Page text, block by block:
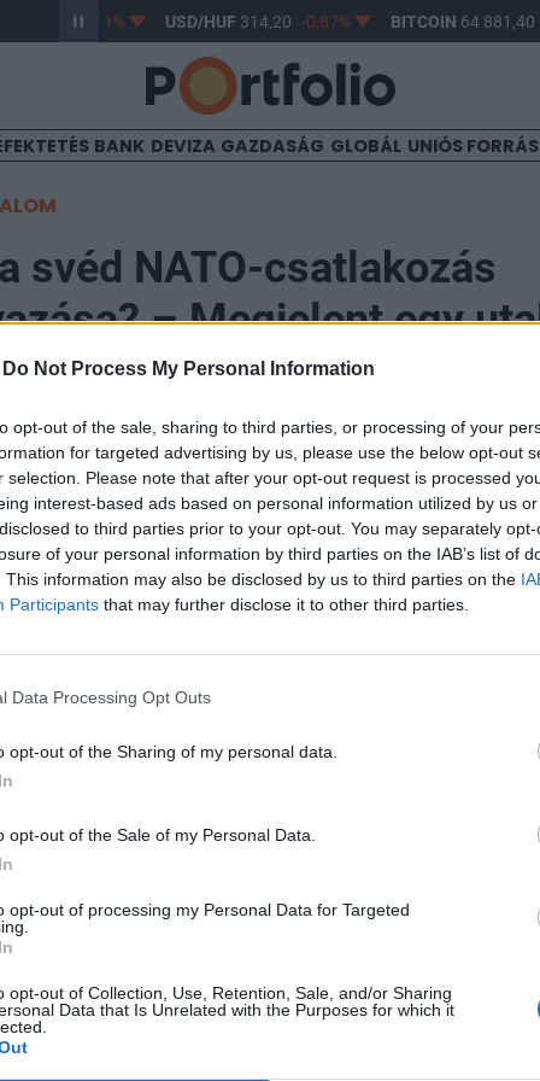
Do Not Process My Personal Information
opt-out of the sale, sharing to third parties, or processing of your
for targeted advertising by us, please use the below opt-out
selection. Please note that after your opt-out request is processed
interest-based ads based on personal information utilized by us
to third parties prior to your opt-out. You may separately
of your personal information by third parties on the IAB’s list of
This information may also be disclosed by us to third parties on the
Participants that may further disclose it to other third parties.
Data Processing Opt Outs
opt-out of the Sharing of my personal data.
opt-out of the Sale of my Personal Data.
opt-out of processing my Personal Data for Targeted
opt-out of Collection, Use, Retention, Sale, and/or Sharing
Data that Is Unrelated with the Purposes for which it
-0,61% USD/HUF 314,20 -0,87% BITCOIN64 881,40
BANK DEVIZA GAZDASÁG GLOBÁL UNIÓS
svéd NATO-csatlakozás
– Megjelent egy
üléstervében
NATO-csatlakozásának megszavazása a magyar
pontos időpont azonban még nincs – vette
kapcsán már csak a zárószavazás várat magára,
szóló Jegyzőkönyv kihirdetéséről szóló törvényjavaslat....
portfolio.hu hírarchívumához tartozik, melynek olvasása
cikkarchívum
elmúlt 2 év napon belüli
Előfizetés